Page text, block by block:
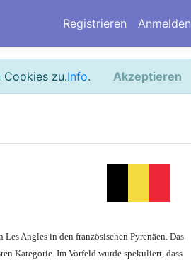
Registrieren Anmelden
zu.Info. Akzeptieren
Angles in den französischen Pyrenäen. Das
Kategorie. Im Vorfeld wurde spekuliert, dass